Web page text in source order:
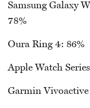
Samsung Galaxy
78%
Oura Ring 4: 86%
Apple Watch
Garmin Vivoactive